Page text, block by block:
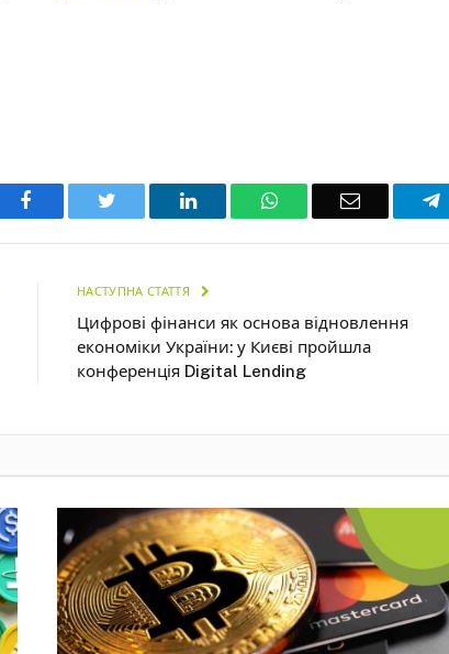
Facebook Twitter LinkedIn WhatsAppEmail
НАСТУПНА СТАТТЯ
Цифрові фінанси як основа відновлення
економіки України: у Києві пройшла
конференція Digital Lending